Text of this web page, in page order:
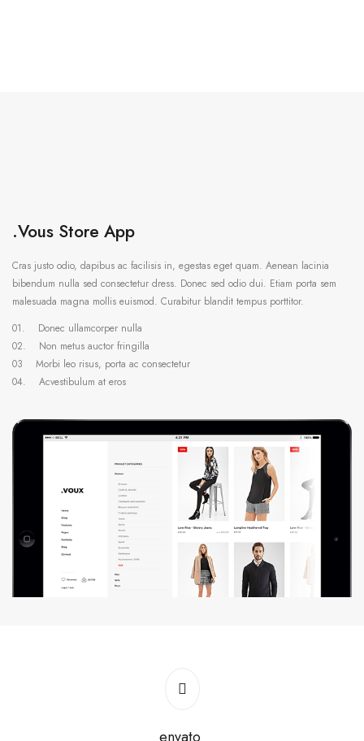
.Vous Store App
Cras justo odio, dapibus ac facilisis in, egestas eget quam. Aenean lacinia
bibendum nulla sed consectetur dress. Donec sed odio dui. Etiam porta sem
malesuada magna mollis euismod. Curabitur blandit tempus porttitor.
01. Donec ullamcorper nulla
02. Non metus auctor fringilla
03 Morbi leo risus, porta ac consectetur
04. Acvestibulum at eros
envato